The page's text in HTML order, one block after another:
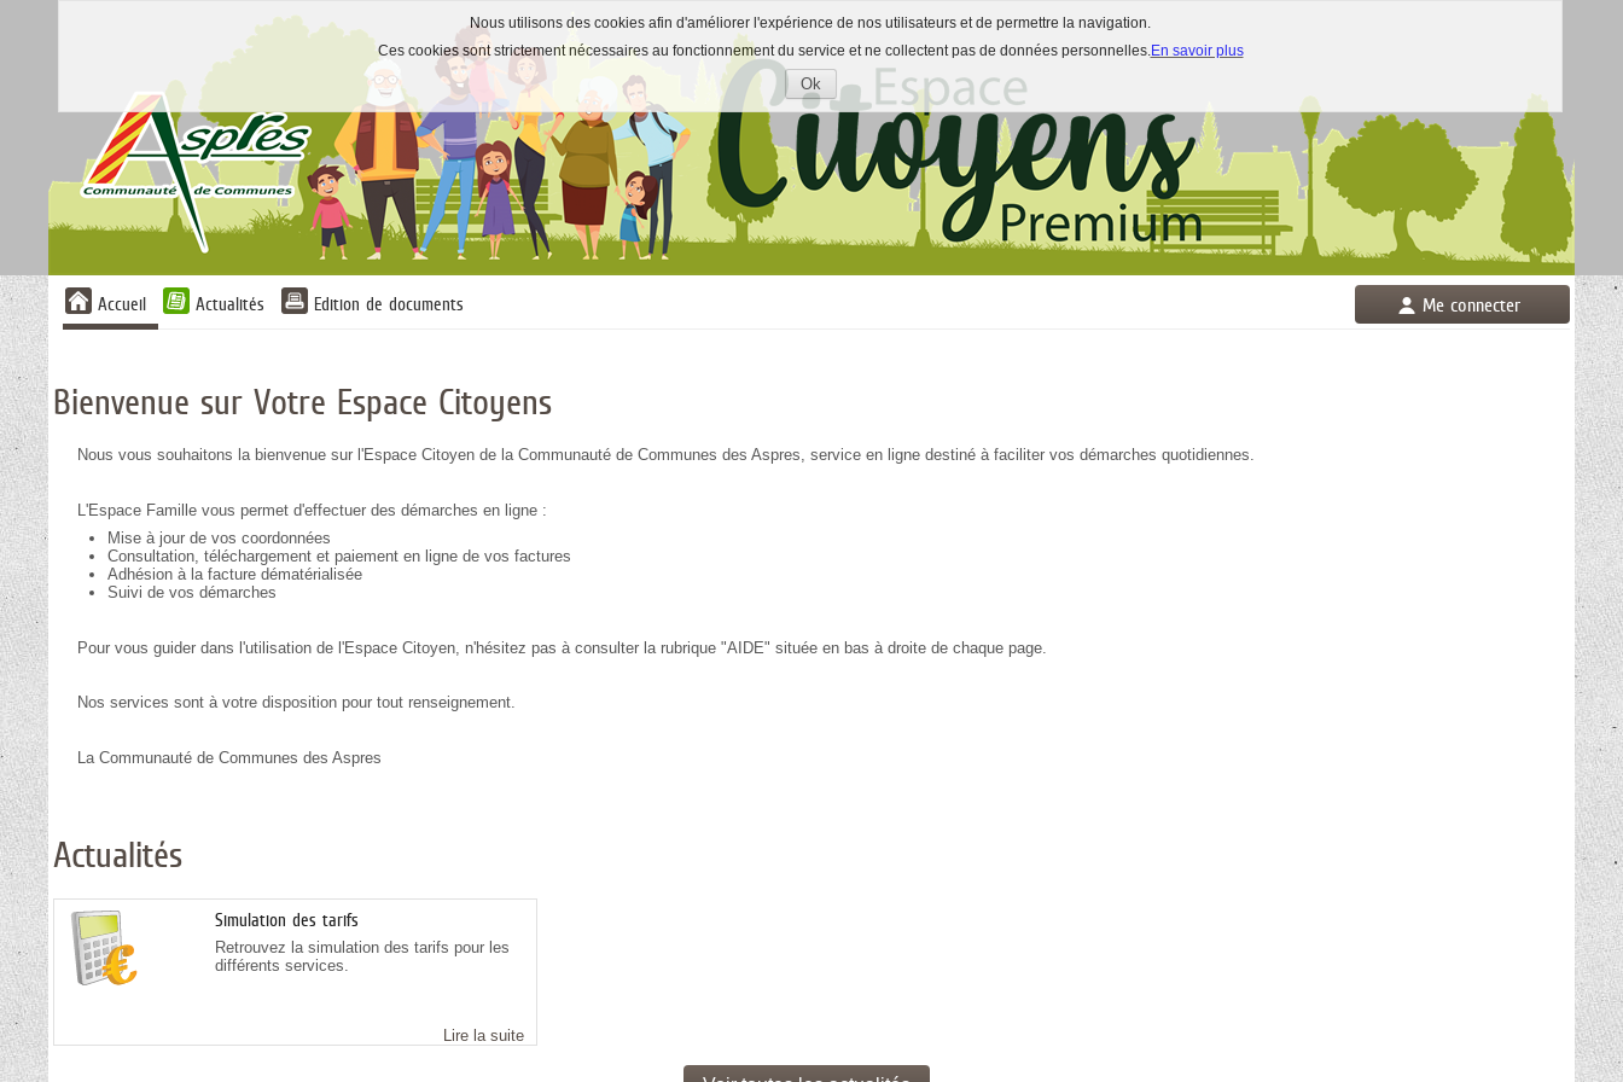
Nous utilisons des cookies afin d'améliorer l'expérience de nos utilisateurs et de permettre la navigation.
Ces cookies sont strictement nécessaires au fonctionnement du service et ne collectent pas de données personnelles.En savoir plus
Ok
Accepter
les
cookies
Liste
des
avertissements
Accueil Actualités Edition de documents Me connecter
Bienvenue sur Votre Espace Citoyens
Nous vous souhaitons la bienvenue sur l'Espace Citoyen de la Communauté de Communes des Aspres, service en ligne destiné à faciliter vos démarches quotidiennes.
L'Espace Famille vous permet d'effectuer des démarches en ligne :
Mise à jour de vos coordonnées
Consultation, téléchargement et paiement en ligne de vos factures
Adhésion à la facture dématérialisée
Suivi de vos démarches
Pour vous guider dans l'utilisation de l'Espace Citoyen, n'hésitez pas à consulter la rubrique "AIDE" située en bas à droite de chaque page.
Nos services sont à votre disposition pour tout renseignement.
La Communauté de Communes des Aspres
Actualités
Simulation des tarifs
Retrouvez la simulation des tarifs pour les
différents services.
Lire la suite